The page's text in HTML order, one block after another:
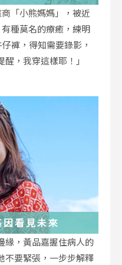
「小熊媽媽」，被近
種莫名的療癒，練明
褲，得知需要錄影，
，我穿這樣耶！」
看見未來
緣，黃品嘉握住病人的
不要緊張，一步步解釋